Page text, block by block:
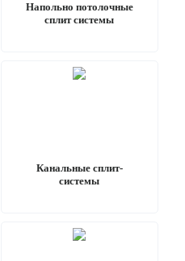
Напольно потолочные
сплит системы
Канальные сплит-
системы